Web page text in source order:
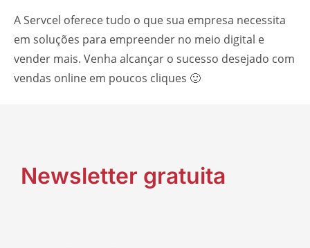
A Servcel oferece tudo o que sua empresa necessita
em soluções para empreender no meio digital e
vender mais. Venha alcançar o sucesso desejado com
vendas online em poucos cliques 🙂
Newsletter gratuita